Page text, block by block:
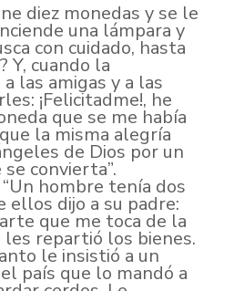
diez monedas y se le
una lámpara y
con cuidado, hasta
Y, cuando la
las amigas y a las
¡Felicitadme!, he
que se me había
la misma alegría
de Dios por un
convierta”.
hombre tenía dos
ellos dijo a su padre:
que me toca de la
repartió los bienes.
le insistió a un
país que lo mandó a